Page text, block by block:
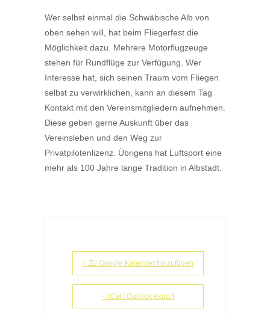
Wer selbst einmal die Schwäbische Alb von
oben sehen will, hat beim Fliegerfest die
Möglichkeit dazu. Mehrere Motorflugzeuge
stehen für Rundflüge zur Verfügung. Wer
Interesse hat, sich seinen Traum vom Fliegen
selbst zu verwirklichen, kann an diesem Tag
Kontakt mit den Vereinsmitgliedern aufnehmen.
Diese geben gerne Auskunft über das
Vereinsleben und den Weg zur
Privatpilotenlizenz. Übrigens hat Luftsport eine
mehr als 100 Jahre lange Tradition in Albstadt.
+ Zu Google Kalender hinzufügen
+ iCal / Outlook export